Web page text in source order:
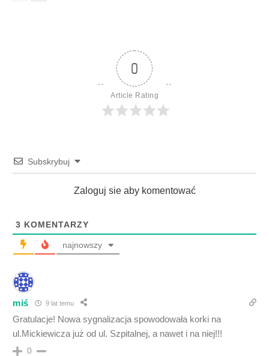
0
Article Rating
Subskrybuj
Zaloguj sie aby komentować
3 KOMENTARZY
najnowszy
miś 9 lat temu
Gratulacje! Nowa sygnalizacja spowodowała korki na
ul.Mickiewicza już od ul. Szpitalnej, a nawet i na niej!!!
0